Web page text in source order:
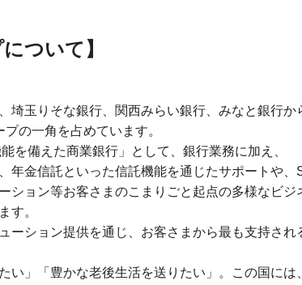
ついて】
埼玉りそな銀行、関西みらい銀行、みなと銀行か
の一角を占めています。
を備えた商業銀行」として、銀行業務に加え、
年金信託といった信託機能を通じたサポートや、
ション等お客さまのこまりごと起点の多様なビジ
す。
ーション提供を通じ、お客さまから最も支持され
い」「豊かな老後生活を送りたい」。この国には